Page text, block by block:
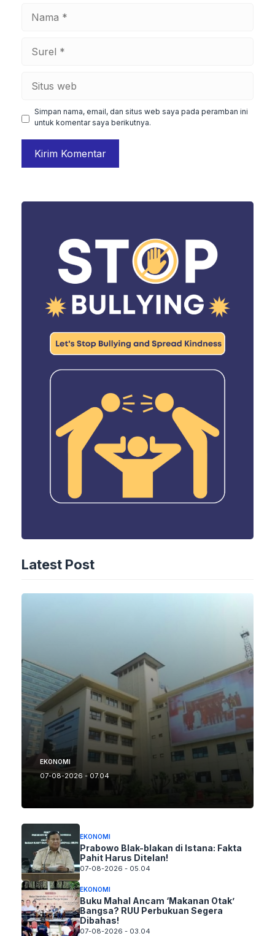
Simpan nama, email, dan situs web saya pada peramban ini
untuk komentar saya berikutnya.
Latest Post
EKONOMI
07-08-2026 - 07.04
EKONOMI
Prabowo Blak-blakan di Istana: Fakta
Pahit Harus Ditelan!
07-08-2026 - 05.04
EKONOMI
Buku Mahal Ancam ‘Makanan Otak’
Bangsa? RUU Perbukuan Segera
Dibahas!
07-08-2026 - 03.04